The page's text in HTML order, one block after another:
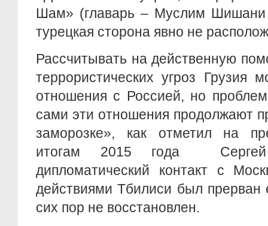
Шам» (главарь – Муслим
турецкая сторона явно не
Рассчитывать на действенную
террористических угроз Грузия
отношения с Россией, но
сами эти отношения продолжают
заморозке», как отметил на
итогам 2015 года
дипломатический контакт с
действиями Тбилиси был
сих пор не восстановлен.